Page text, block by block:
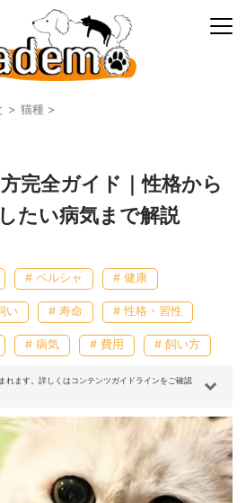
> 猫種 >
完全ガイド｜性格から
たい病気まで解説
# ペルシャ # 健康
い # 寿命 # 性格・習性
# 病気 # 費用 # 飼い方
れます。詳しくはコンテンツガイドラインをご確認